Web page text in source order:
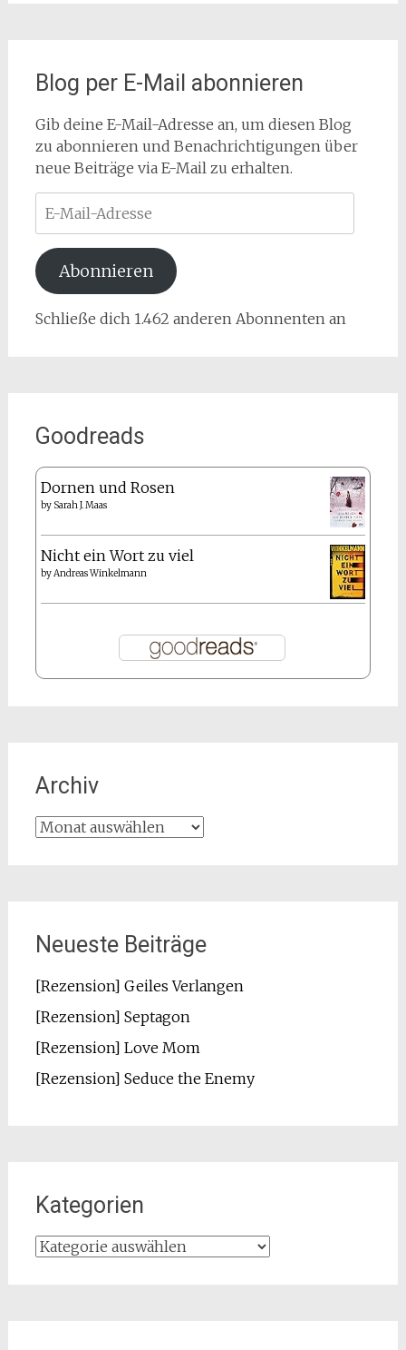
Blog per E-Mail abonnieren
Gib deine E-Mail-Adresse an, um diesen Blog
zu abonnieren und Benachrichtigungen über
neue Beiträge via E-Mail zu erhalten.
Mail-
Adresse
Abonnieren
Schließe dich 1.462 anderen Abonnenten an
Goodreads
Dornen und Rosen
by Sarah J. Maas
Nicht ein Wort zu viel
byAndreas Winkelmann
Archiv
Archiv
Neueste Beiträge
[Rezension] Geiles Verlangen
[Rezension] Septagon
[Rezension] Love Mom
[Rezension] Seduce the Enemy
Kategorien
Kategorien